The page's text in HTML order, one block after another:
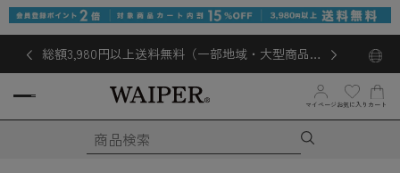
総額3,980円以上送料無料（一部地域・大型商品対
象外あり）
マイページ お気に入り カート